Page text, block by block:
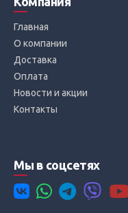
Главная
О компании
Доставка
Оплата
Новости и акции
Контакты
Мы в соцсетях